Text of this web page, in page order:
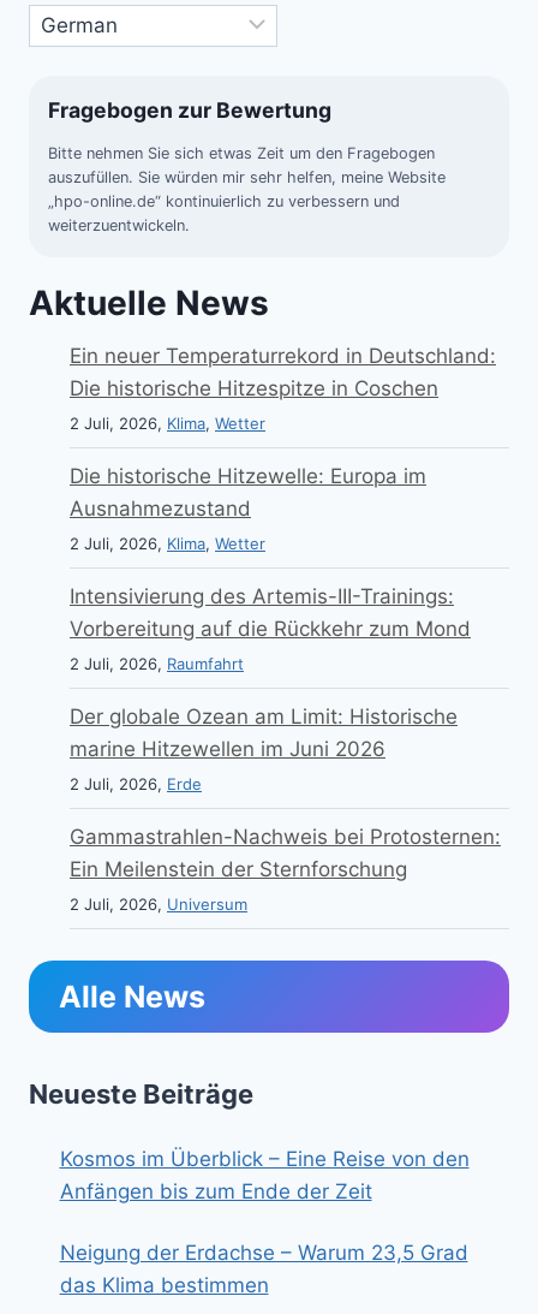
Fragebogen zur Bewertung
Bitte nehmen Sie sich etwas Zeit um den Fragebogen
auszufüllen. Sie würden mir sehr helfen, meine Website
„hpo-online.de“ kontinuierlich zu verbessern und
weiterzuentwickeln.
Aktuelle News
Ein neuer Temperaturrekord in Deutschland:
Die historische Hitzespitze in Coschen
2 Juli, 2026, Klima, Wetter
Die historische Hitzewelle: Europa im
Ausnahmezustand
2 Juli, 2026, Klima, Wetter
Intensivierung des Artemis-III-Trainings:
Vorbereitung auf die Rückkehr zum Mond
2 Juli, 2026, Raumfahrt
Der globale Ozean am Limit: Historische
marine Hitzewellen im Juni 2026
2 Juli, 2026, Erde
Gammastrahlen-Nachweis bei Protosternen:
Ein Meilenstein der Sternforschung
2 Juli, 2026, Universum
Alle News
Neueste Beiträge
Kosmos im Überblick – Eine Reise von den
Anfängen bis zum Ende der Zeit
Neigung der Erdachse – Warum 23,5 Grad
das Klima bestimmen